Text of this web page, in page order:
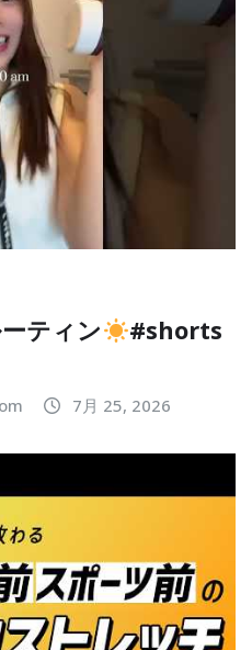
ティン
#shorts
7月 25, 2026